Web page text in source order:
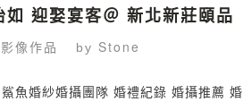
迎娶宴客＠ 新北新莊頤品
影像作品 by Stone
魚婚紗婚攝團隊 婚禮紀錄 婚攝推薦 婚